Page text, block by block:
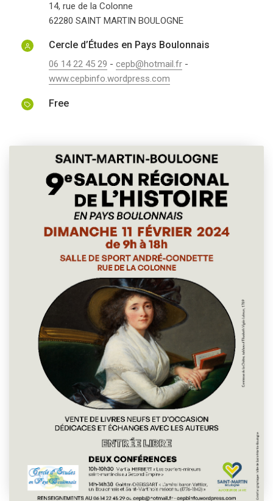
14, rue de la Colonne
62280 SAINT MARTIN BOULOGNE
Cercle d’Études en Pays Boulonnais
06 14 22 45 29 - cepb@hotmail.fr -
www.cepbinfo.wordpress.com
Free
This event has passed.